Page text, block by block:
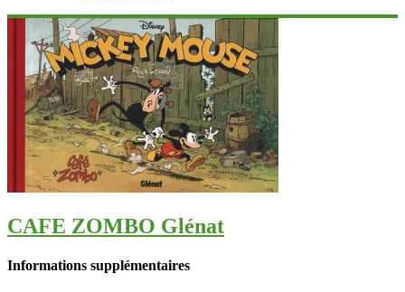
CAFE ZOMBO Glénat
Informations supplémentaires